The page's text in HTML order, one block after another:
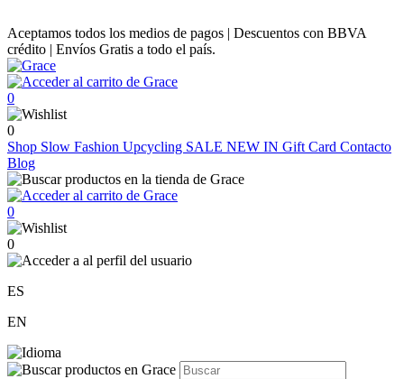
Aceptamos todos los medios de pagos | Descuentos con BBVA
crédito | Envíos Gratis a todo el país.
0
0
Shop Slow Fashion Upcycling SALE NEW IN Gift Card Contacto
Blog
0
0
ES
EN